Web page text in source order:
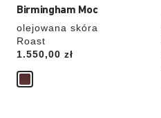
Birmingham Moc
olejowana skóra
Roast
Price:
1.550,00 zł